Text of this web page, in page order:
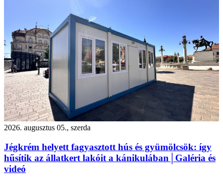
2026. augusztus 05., szerda
Jégkrém helyett fagyasztott hús és gyümölcsök: így
hűsítik az állatkert lakóit a kánikulában│Galéria és
videó